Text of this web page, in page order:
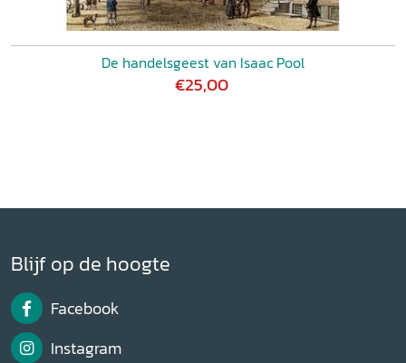
De handelsgeest van Isaac Pool
€25,00
Blijf op de hoogte
Facebook
Instagram